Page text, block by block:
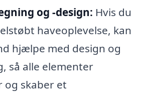
og -design: Hvis du
haveoplevelse, kan
hjælpe med design og
så alle elementer
og skaber et